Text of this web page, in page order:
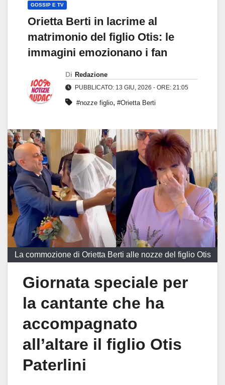
GOSSIP E TV
Orietta Berti in lacrime al
matrimonio del figlio Otis: le
immagini emozionano i fan
Di Redazione
PUBBLICATO: 13 GIU, 2026 - ORE: 21:05
#nozze figlio, #Orietta Berti
La commozione di Orietta Berti alle nozze del figlio Otis
Giornata speciale per
la cantante che ha
accompagnato
all’altare il figlio Otis
Paterlini